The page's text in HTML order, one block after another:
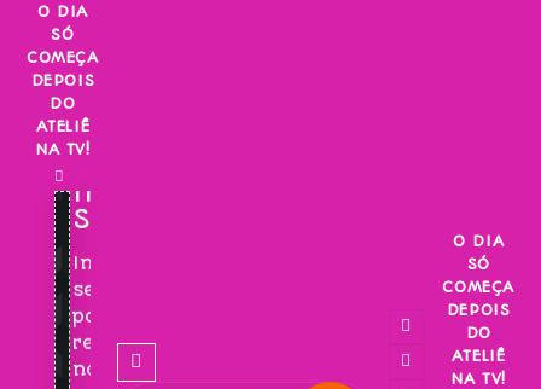
Skip
content
O DIA
SÓ
COMEÇA
DEPOIS
DO
ATELIÊ
NA TV!
INSCREVA-
SE!
Inscreva-
se
para
receber
novidades!
O DIA
SÓ
COMEÇA
DEPOIS
DO
ATELIÊ
NA TV!